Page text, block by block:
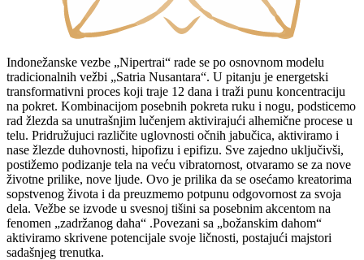
Indonežanske vezbe „Nipertrai“ rade se po osnovnom modelu
tradicionalnih vežbi „Satria Nusantara“. U pitanju je energetski
transformativni proces koji traje 12 dana i traži punu koncentraciju
na pokret. Kombinacijom posebnih pokreta ruku i nogu, podsticemo
rad žlezda sa unutrašnjim lučenjem aktivirajući alhemične procese u
telu. Pridružujuci različite uglovnosti očnih jabučica, aktiviramo i
nase žlezde duhovnosti, hipofizu i epifizu. Sve zajedno uključivši,
postižemo podizanje tela na veću vibratornost, otvaramo se za nove
životne prilike, nove ljude. Ovo je prilika da se osećamo kreatorima
sopstvenog života i da preuzmemo potpunu odgovornost za svoja
dela. Vežbe se izvode u svesnoj tišini sa posebnim akcentom na
fenomen „zadržanog daha“ .Povezani sa „božanskim dahom“
aktiviramo skrivene potencijale svoje ličnosti, postajući majstori
sadašnjeg trenutka.